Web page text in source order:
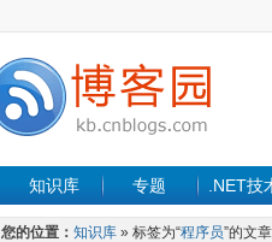
知识库 专题 .NET技
您的位置： 知识库 » 标签为“程序员”的文章